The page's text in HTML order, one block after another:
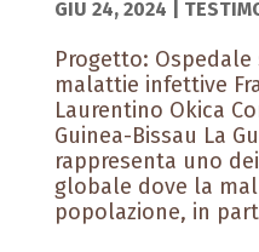
GIU 24, 2024
Progetto:
malattie infettive
Laurentino Okica
Guinea-Bissau La
rappresenta uno
globale dove la
popolazione, in